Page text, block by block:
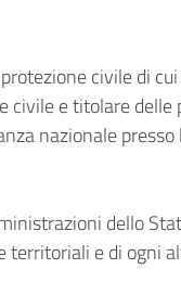
civile di
e titolare delle
nazionale presso
dello
territoriali e di ogni